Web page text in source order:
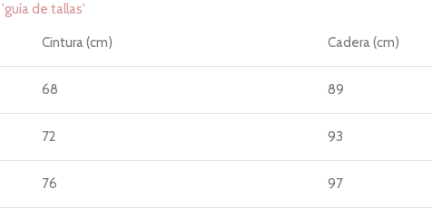
'guía de tallas'
Cintura (cm) Cadera (cm)
68 89
72 93
76 97